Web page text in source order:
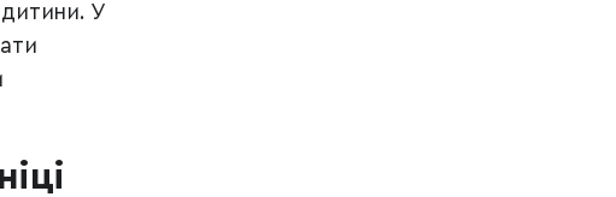
дитини. У